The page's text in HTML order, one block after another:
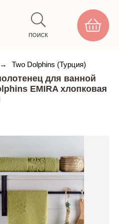
ПОИСК
→ Two Dolphins (Турция)
для ванной
EMIRA хлопковая